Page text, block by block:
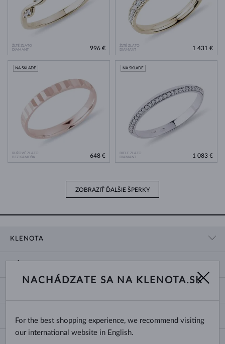
ŽLTÉ ZLATO
DIAMANT
996 €
ŽLTÉ ZLATO
DIAMANT
1 431 €
RUŽOVÉ ZLATO
BEZ KAMEŇA
NA SKLADE
648 €
BIELE ZLATO
DIAMANT
NA SKLADE
1 083 €
ZOBRAZIŤ ĎALŠIE ŠPERKY
KLENOTA
O NÁS
DODANIE A PLATBA ZA TOVAR
VÝBER SVADOBNÝCH OBRÚČOK
CERTIFIKÁTY PRAVOSTI
TYPY A DĹŽKY RETIAZOK
DĹŽKY NÁRAMKOV
Slovensko
NACHÁDZATE SA NA KLENOTA.SK
For the best shopping experience, we recommend visiting
our international website in English.